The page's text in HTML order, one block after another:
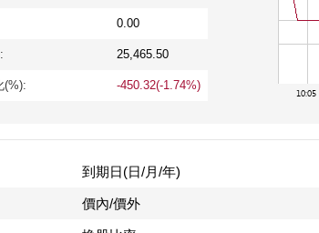
0.00
25,465.50
(%): -450.32(-1.74%)
到期日(日/月/年)
價內/價外